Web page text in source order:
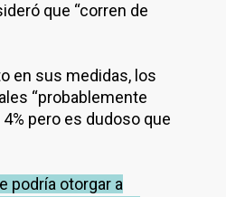
que “corren de
en sus medidas, los
“probablemente
pero es dudoso que
podría otorgar a